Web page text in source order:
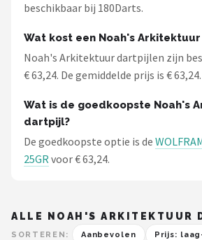
Alle merken →
beschikbaar bij 180Darts.
Wat kost een Noah's
Noah's Arkitektuur dartpijlen zijn
€ 63,24. De gemiddelde prijs is € 63,24.
Wat is de goedkoopste Noah's
dartpijl?
De goedkoopste optie is de
25GRvoor € 63,24.
ALLE NOAH'S ARKITEKTUUR
SORTEREN: Aanbevolen Prijs: